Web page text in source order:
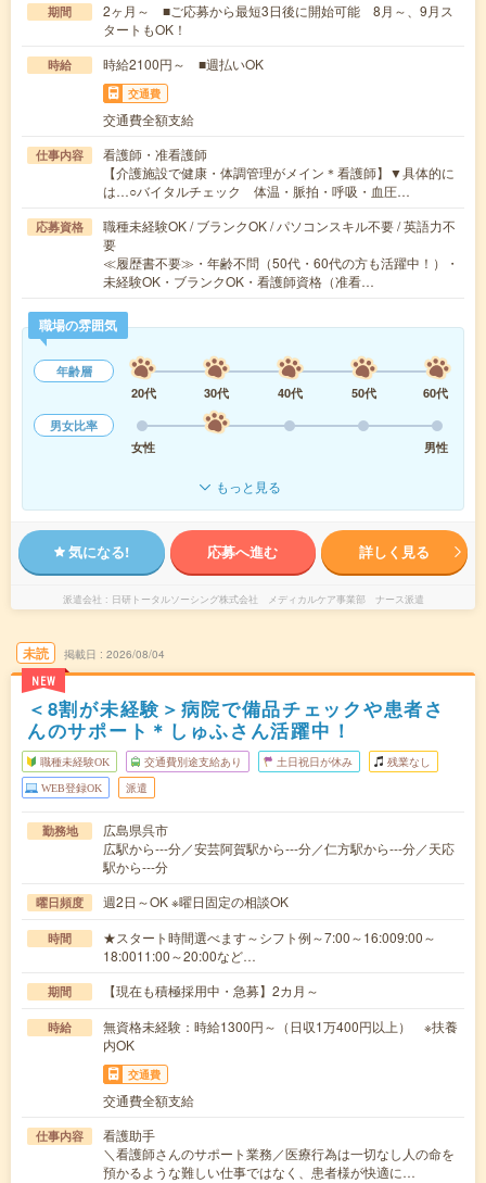
期間
2ヶ月～ ■ご応募から最短3日後に開始可能 8月～、9月ス
タートもOK！
時給 時給2100円～ ■週払いOK
交通費
交通費全額支給
仕事内容
看護師・准看護師
【介護施設で健康・体調管理がメイン＊看護師】▼具体的に
は…○バイタルチェック 体温・脈拍・呼吸・血圧…
応募資格
職種未経験OK / ブランクOK / パソコンスキル不要 / 英語力不
要
≪履歴書不要≫・年齢不問（50代・60代の方も活躍中！）・
未経験OK・ブランクOK・看護師資格（准看…
職場の雰囲気
年齢層
20代
30代 40代 50代
60代
男女比率
女性
男性
もっと見る
気になる! 応募へ進む 詳しく見る
派遣会社 日研トータルソーシング株式会社 メディカルケア事業部 ナース派遣
未読
NEW
掲載日 2026/08/04
＜8割が未経験＞病院で備品チェックや患者さ
んのサポート＊しゅふさん活躍中！
職種未経験OK 交通費別途支給あり 土日祝日が休み 残業なし
WEB登録OK 派遣
勤務地
広島県呉市
広駅から---分／安芸阿賀駅から---分／仁方駅から---分／天応
駅から---分
曜日頻度 週2日～OK ※曜日固定の相談OK
時間
★スタート時間選べます～シフト例～7:00～16:009:00～
18:0011:00～20:00など…
期間 【現在も積極採用中・急募】2カ月～
時給
無資格未経験：時給1300円～（日収1万400円以上） ※扶養
内OK
交通費
交通費全額支給
仕事内容
看護助手
＼看護師さんのサポート業務／医療行為は一切なし人の命を
預かるような難しい仕事ではなく、患者様が快適に…